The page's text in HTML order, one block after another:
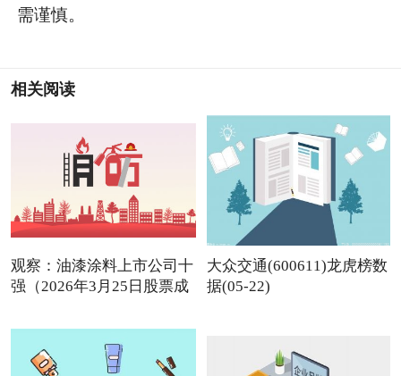
需谨慎。
相关阅读
观察：油漆涂料上市公司十
强（2026年3月25日股票成
大众交通(600611)龙虎榜数
据(05-22)